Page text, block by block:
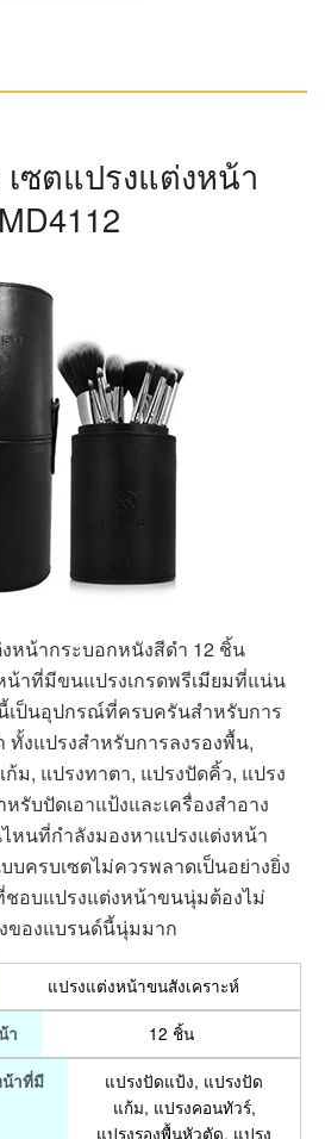
เซตแปรงแต่งหน้า
MD4112
งหน้ากระบอกหนังสีดำ 12 ชิ้น
น้าที่มีขนแปรงเกรดพรีเมียมที่แน่น
ป็นอุปกรณ์ที่ครบครันสำหรับการ
งแปรงสำหรับการลงรองพื้น,
ม, แปรงทาตา, แปรงปัดคิ้ว, แปรง
รับปัดเอาแป้งและเครื่องสำอาง
หนที่กำลังมองหาแปรงแต่งหน้า
ครบเซตไม่ควรพลาดเป็นอย่างยิ่ง
อบแปรงแต่งหน้าขนนุ่มต้องไม่
ของแบรนด์นี้นุ่มมาก
แปรงแต่งหน้าขนสังเคราะห์
า 12 ชิ้น
น้าที่มี
แปรงปัดแป้ง, แปรงปัด
แก้ม, แปรงคอนทัวร์,
แปรงรองพื้นหัวตัด, แปรง